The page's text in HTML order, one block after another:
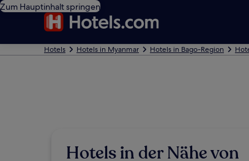
Zum Hauptinhalt springen
Hotels Hotels in Myanmar Hotels in Bago-Region
Hotels in der Nähe von